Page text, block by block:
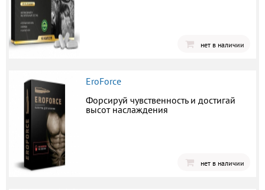
нет в наличии
EroForce
Форсируй чувственность и достигай
высот наслаждения
нет в наличии